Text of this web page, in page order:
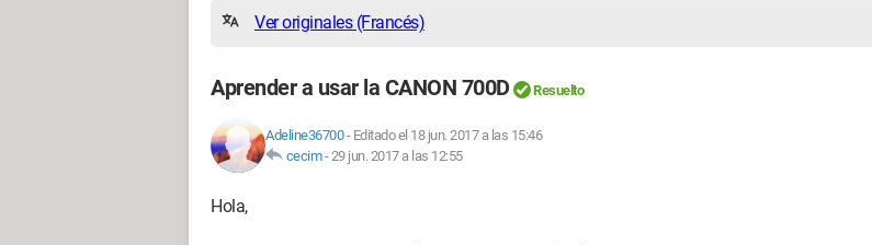
Ver originales (Francés)
Aprender a usar la CANON 700D Resuelto
Adeline36700- Editado el 18 jun. 2017 a las 15:46
cecim-29 jun. 2017 a las 12:55
Hola,